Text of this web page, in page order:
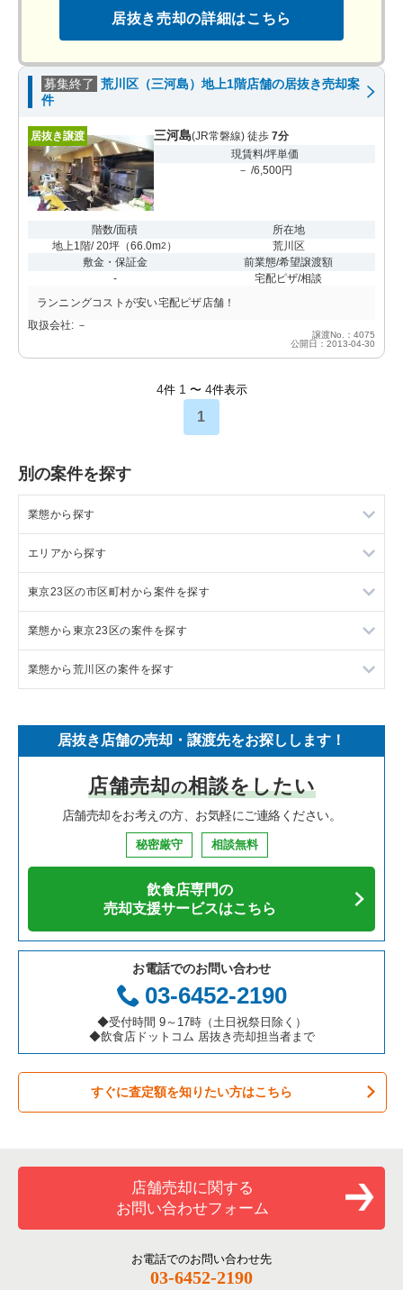
居抜き売却の詳細はこちら
募集終了 荒川区（三河島）地上1階店舗の居抜き売却案
件
居抜き譲渡 三河島(JR常磐線) 徒歩 7分
現賃料/坪単価
－ /6,500円
階数/面積
地上1階/ 20坪 （66.0m2 ）
所在地
荒川区
敷金・保証金
-
前業態/希望譲渡額
宅配ピザ/相談
ランニングコストが安い宅配ピザ店舗！
取扱会社: －
譲渡No.：4075
公開日：2013-04-30
4件 1 〜 4件表示
1
別の案件を探す
業態から探す
ラーメンの居抜き売却物件の案件一覧
フランス料理の居抜き売却物件の案件一覧
イタリア料理の居抜き売却物件の案件一覧
中華の居抜き売却物件の案件一覧
寿司の居抜き売却物件の案件一覧
焼肉の居抜き売却物件の案件一覧
鉄板焼き・お好み焼の居抜き売却物件の案件一覧
カフェの居抜き売却物件の案件一覧
テイクアウトの居抜き売却物件の案件一覧
お弁当・惣菜・デリの居抜き売却物件の案件一覧
カラオケ・パブ・スナックの居抜き売却物件の案件一覧
バーの居抜き売却物件の案件一覧
居酒屋・ダイニングバーの居抜き売却物件の案件一覧
洋食の居抜き売却物件の案件一覧
その他の居抜き売却物件の案件一覧
エリアから探す
東京23区の飲食店の居抜き売却物件の案件一覧
東京都下の飲食店の居抜き売却物件の案件一覧
千葉県の飲食店の居抜き売却物件の案件一覧
神奈川県の飲食店の居抜き売却物件の案件一覧
大阪府の飲食店の居抜き売却物件の案件一覧
兵庫県の飲食店の居抜き売却物件の案件一覧
愛知県の飲食店の居抜き売却物件の案件一覧
岐阜県の飲食店の居抜き売却物件の案件一覧
三重県の飲食店の居抜き売却物件の案件一覧
東京23区の市区町村から案件を探す
目黒区の飲食店の居抜き売却物件の案件一覧
渋谷区の飲食店の居抜き売却物件の案件一覧
新宿区の飲食店の居抜き売却物件の案件一覧
葛飾区の飲食店の居抜き売却物件の案件一覧
中央区の飲食店の居抜き売却物件の案件一覧
千代田区の飲食店の居抜き売却物件の案件一覧
港区の飲食店の居抜き売却物件の案件一覧
足立区の飲食店の居抜き売却物件の案件一覧
板橋区の飲食店の居抜き売却物件の案件一覧
台東区の飲食店の居抜き売却物件の案件一覧
練馬区の飲食店の居抜き売却物件の案件一覧
北区の飲食店の居抜き売却物件の案件一覧
江戸川区の飲食店の居抜き売却物件の案件一覧
業態から東京23区の案件を探す
東京23区のラーメンの居抜き売却物件の案件一覧
東京23区のイタリア料理の居抜き売却物件の案件一覧
東京23区の中華の居抜き売却物件の案件一覧
東京23区のそば・うどんの居抜き売却物件の案件一覧
東京23区の焼肉の居抜き売却物件の案件一覧
東京23区の鉄板焼き・お好み焼の居抜き売却物件の案件一覧
東京23区のアジア料理の居抜き売却物件の案件一覧
東京23区のカフェの居抜き売却物件の案件一覧
東京23区のテイクアウトの居抜き売却物件の案件一覧
東京23区のお弁当・惣菜・デリの居抜き売却物件の案件一覧
東京23区のバーの居抜き売却物件の案件一覧
東京23区の居酒屋・ダイニングバーの居抜き売却物件の案件一
東京23区の専門料理の居抜き売却物件の案件一覧
業態から荒川区の案件を探す
荒川区のイタリア料理の居抜き売却物件の案件一覧
荒川区のそば・うどんの居抜き売却物件の案件一覧
荒川区の寿司の居抜き売却物件の案件一覧
荒川区の鉄板焼き・お好み焼の居抜き売却物件の案件一覧
荒川区のアジア料理の居抜き売却物件の案件一覧
荒川区のテイクアウトの居抜き売却物件の案件一覧
荒川区のお弁当・惣菜・デリの居抜き売却物件の案件一覧
荒川区のバーの居抜き売却物件の案件一覧
荒川区の居酒屋・ダイニングバーの居抜き売却物件の案件一覧
荒川区のその他の居抜き売却物件の案件一覧
居抜き店舗の売却・譲渡先をお探しします！
店舗売却の相談をしたい
店舗売却をお考えの方、お気軽にご連絡ください。
秘密厳守 相談無料
飲食店専門の
売却支援サービスはこちら
お電話でのお問い合わせ
03-6452-2190
◆受付時間 9～17時（土日祝祭日除く）
◆飲食店ドットコム 居抜き売却担当者まで
すぐに査定額を知りたい方はこちら
店舗売却に関する
お問い合わせフォーム
お電話でのお問い合わせ先
03-6452-2190